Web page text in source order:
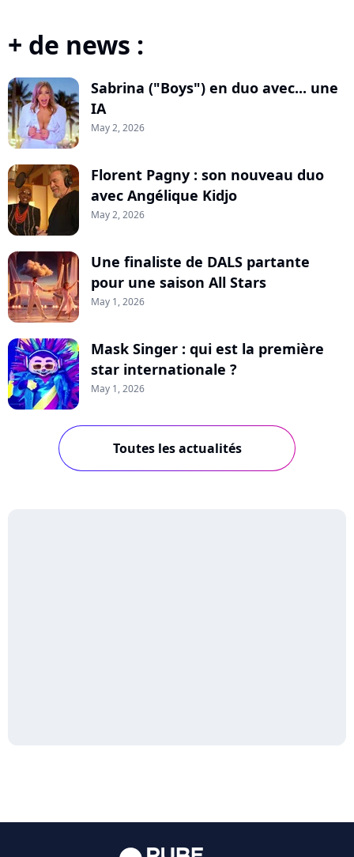
+ de news :
Sabrina ("Boys") en duo avec... une
IA
May 2, 2026
Florent Pagny : son nouveau duo
avec Angélique Kidjo
May 2, 2026
Une finaliste de DALS partante
pour une saison All Stars
May 1, 2026
Mask Singer : qui est la première
star internationale ?
May 1, 2026
Toutes les actualités